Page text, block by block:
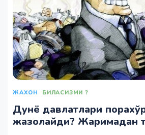
ЖАХОН БИЛАСИЗМИ ?
Дунё давлатлари
жазолайди? Жаримадан